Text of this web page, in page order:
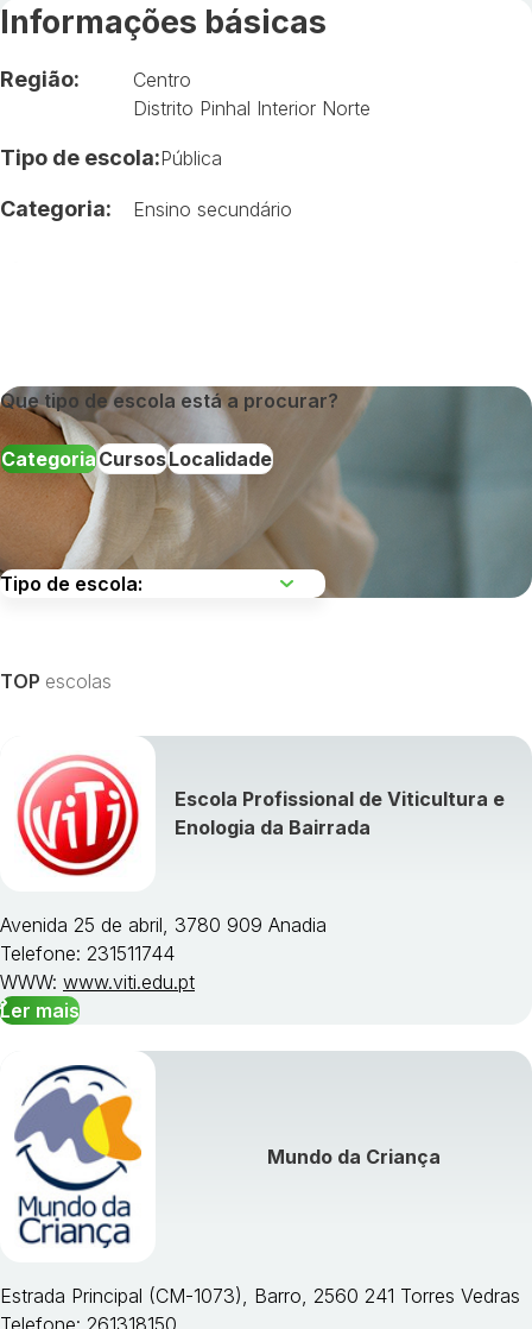
Informações básicas
Região:
Centro
Distrito Pinhal Interior Norte
Tipo de escola:Pública
Categoria: Ensino secundário
Que tipo de escola está a procurar?
CategoriaCursosLocalidade
Visualizar todos os cursos »
TOP escolas
Escola Profissional de Viticultura e
Enologia da Bairrada
Avenida 25 de abril, 3780 909 Anadia
Telefone: 231511744
WWW: www.viti.edu.pt
Ler mais
Mundo da Criança
Estrada Principal (CM-1073), Barro, 2560 241 Torres Vedras
Telefone: 261318150